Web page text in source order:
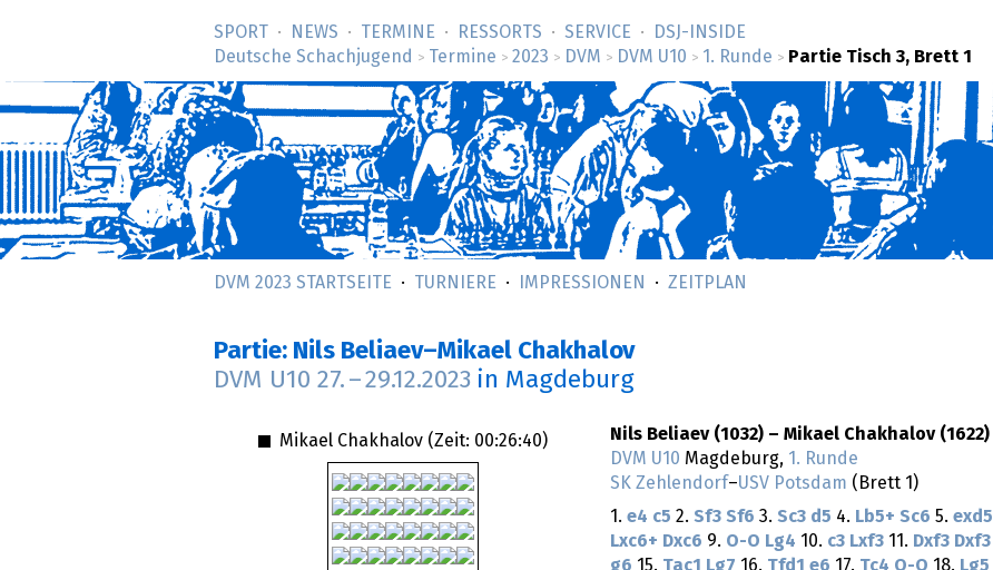
SPORT NEWS TERMINE RESSORTS SERVICE
DSJ-­INSIDE
Deutsche Schachjugend
> Termine > 2023 > DVM > DVM U10 > 1. Runde > Partie Tisch 3, Brett 1
DVM 2023 STARTSEITE TURNIERE IMPRESSIONEN ZEITPLAN
Partie: Nils Beliaev–Mikael Chakhalov
DVM U10 27. –29.12.2023 in Magdeburg
Mikael Chakhalov (Zeit: 00:26:40)
Nils Beliaev (1032) – Mikael Chakhalov (1622)
DVM U10 Magdeburg, 1. Runde
SK Zehlendorf–USV Potsdam (Brett 1)
1. e4 c5 2. Sf3 Sf6 3. Sc3 d5 4. Lb5+ Sc6 5. exd5
Lxc6+ Dxc6 9. O-O Lg4 10. c3 Lxf3 11. Dxf3 Dxf3
g6 15. Tac1 Lg7 16. Tfd1 e6 17. Tc4 O-O 18. Lg5